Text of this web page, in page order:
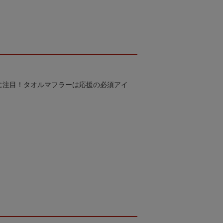
目！タオルマフラーは応援の必須アイ